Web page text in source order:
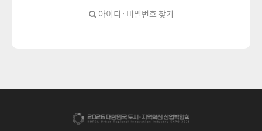
아이디 · 비밀번호 찾기